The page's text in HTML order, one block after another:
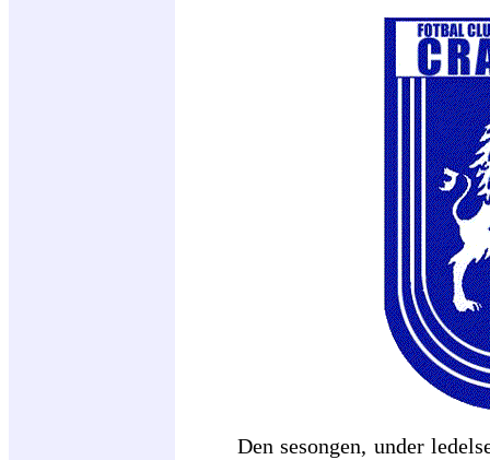
Den sesongen, under